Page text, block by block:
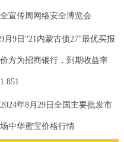
全宣传周网络安全博览会
9月9日“21内蒙古债27”最优买报
价方为招商银行，到期收益率
1.851
2024年8月29日全国主要批发市
场中华蜜宝价格行情